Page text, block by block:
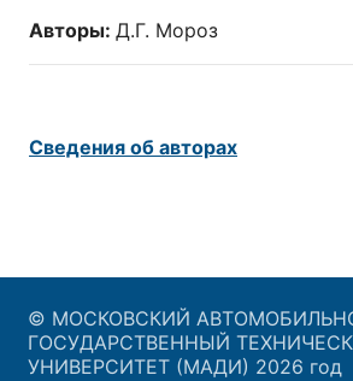
Авторы: Д.Г. Мороз
Сведения об авторах
© МОСКОВСКИЙ
ГОСУДАРСТВЕННЫЙ
УНИВЕРСИТЕТ (МАДИ) 2026 год